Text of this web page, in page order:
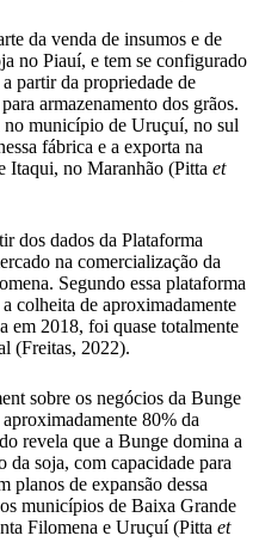
da venda de insumos e de
no Piauí, e tem se configurado
partir da propriedade de
armazenamento dos grãos.
no município de Uruçuí, no sul
fábrica e a exporta na
Itaqui, no Maranhão (Pitta et
dos dados da Plataforma
na comercialização da
Segundo essa plataforma
colheita de aproximadamente
em 2018, foi quase totalmente
(Freitas, 2022).
sobre os negócios da Bunge
80% da
revela que a Bunge domina a
da soja, com capacidade para
planos de expansão dessa
municípios de Baixa Grande
Filomena e Uruçuí (Pitta et